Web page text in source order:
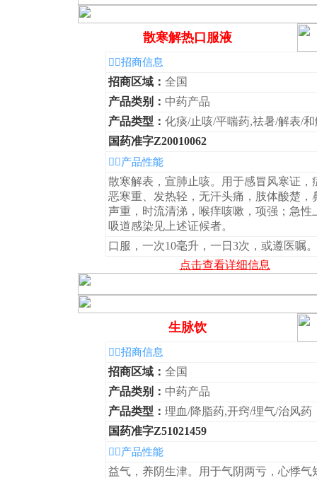
散寒解热口服液
◆招商信息
招商区域： 全国
产品类别： 中药产品
产品类型： 化痰/止咳/平喘药,祛暑/解表/
国药准字Z20010062
◆产品性能
散寒解表，宣肺止咳。用于感冒风寒证，
恶寒重、发热轻，无汗头痛，肢体酸楚，
声重，时流清涕，喉痒咳嗽，项强；急性
吸道感染见上述证候者。
口服，一次10毫升，一日3次，或遵医嘱。
点击查看详细信息
生脉饮
◆招商信息
招商区域： 全国
产品类别： 中药产品
产品类型： 理血/降脂药,开窍/理气/治风药
国药准字Z51021459
◆产品性能
益气，养阴生津。用于气阴两亏，心悸气